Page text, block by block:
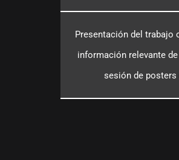
Presentación del trabajo
información relevante
sesión de posters